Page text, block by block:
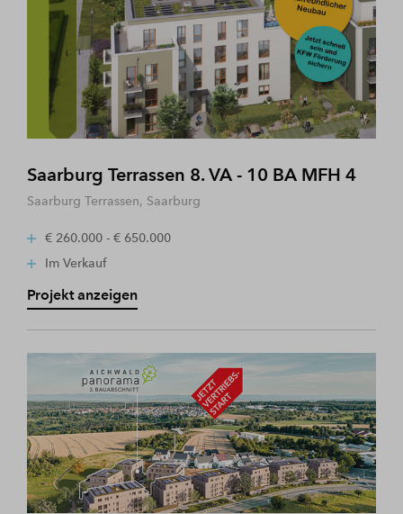
Saarburg Terrassen 8. VA - 10 BA MFH 4
Saarburg Terrassen, Saarburg
€ 260.000 - € 650.000
Im Verkauf
Projekt anzeigen